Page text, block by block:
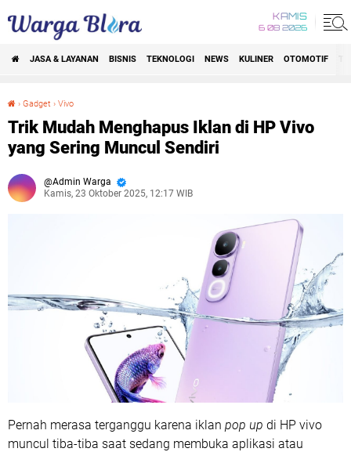
KAMIS
6 08 2026
JASA & LAYANAN BISNIS TEKNOLOGI NEWS KULINER OTOMOTIF
› Gadget › Vivo
Trik Mudah Menghapus Iklan di HP Vivo
yang Sering Muncul Sendiri
Admin Warga
Kamis, 23 Oktober 2025, 12:17 WIB
Pernah merasa terganggu karena iklan pop up di HP vivo
muncul tiba-tiba saat sedang membuka aplikasi atau